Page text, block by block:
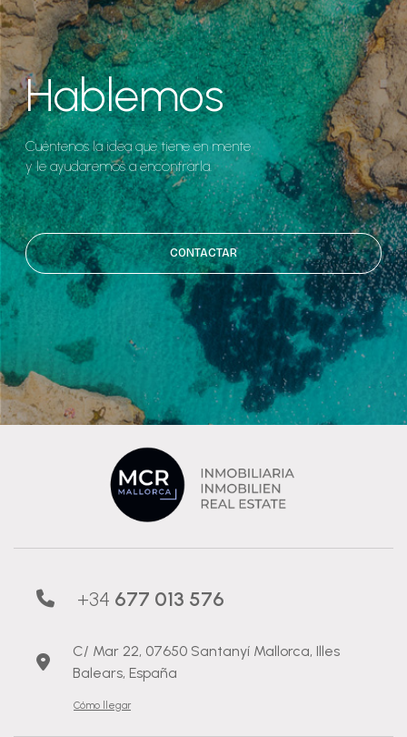
Hablemos
Cuéntenos la idea que tiene en mente
y le ayudaremos a encontrarla.
CONTACTAR
+34 677 013 576
C/ Mar 22, 07650 Santanyí Mallorca, Illes
Balears, España
Cómo llegar